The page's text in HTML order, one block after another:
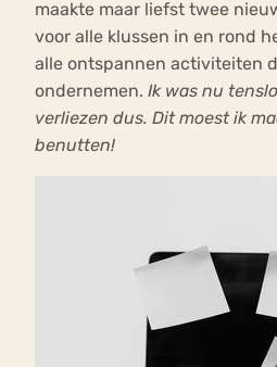
maakte maar liefst twee
voor alle klussen in en rond
alle ontspannen activiteiten
ondernemen. Ik was nu
verliezen dus. Dit moest ik
benutten!